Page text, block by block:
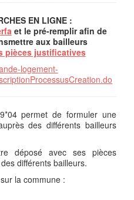
EN LIGNE :
et le pré-remplir afin de
aux bailleurs
pièces justificatives
logement-
permet de formuler une
des différents bailleurs
déposé avec ses pièces
différents bailleurs.
la commune :